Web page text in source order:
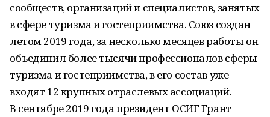
сообществ, организаций и специалистов, занятых
в сфере туризма и гостеприимства. Союз создан
летом 2019 года, за несколько месяцев работы он
объединил более тысячи профессионалов сферы
туризма и гостеприимства, в его состав уже
входят 12 крупных отраслевых ассоциаций.
В сентябре 2019 года президент ОСИГ Грант